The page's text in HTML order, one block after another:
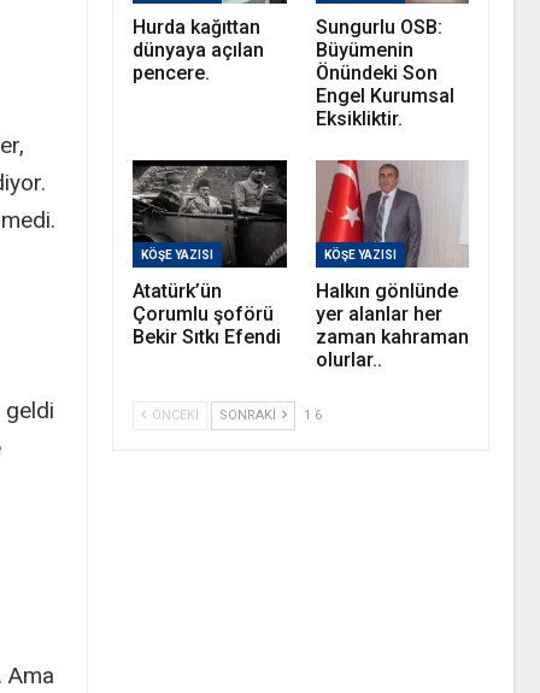
geldi
Ama
Hurda kağıttan
dünyaya açılan
pencere.
Sungurlu OSB:
Büyümenin
Önündeki Son
Engel Kurumsal
Eksikliktir.
KÖŞE YAZISI
Atatürk’ün
Çorumlu şoförü
Bekir Sıtkı Efendi
KÖŞE YAZISI
Halkın gönlünde
yer alanlar her
zaman kahraman
olurlar..
ÖNCEKI SONRAKI 1 6